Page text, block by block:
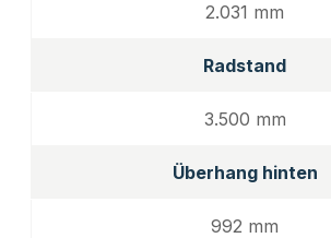
2.031 mm
Radstand
3.500 mm
Überhang hinten
992 mm